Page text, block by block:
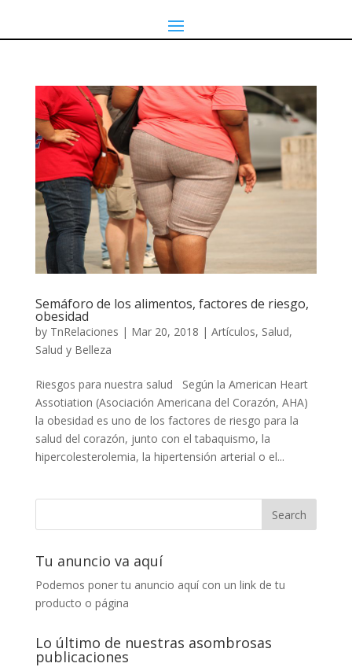
Semáforo de los alimentos, factores de riesgo,
obesidad
by TnRelaciones | Mar 20, 2018 | Artículos, Salud,
Salud y Belleza
Riesgos para nuestra salud Según la American Heart
Assotiation (Asociación Americana del Corazón, AHA)
la obesidad es uno de los factores de riesgo para la
salud del corazón, junto con el tabaquismo, la
hipercolesterolemia, la hipertensión arterial o el...
Tu anuncio va aquí
Podemos poner tu anuncio aquí con un link de tu
producto o página
Lo último de nuestras asombrosas
publicaciones